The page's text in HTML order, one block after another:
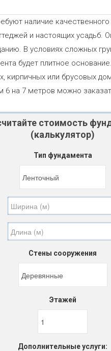
наличие
и настоящих усадьб.
В условиях сложных
будет плитное
кирпичных или брусовых
6 на 7 метров можно
стоимость
(калькулятор)
Тип фундамента
Стены сооружения
Этажей
Дополнительные услуги: